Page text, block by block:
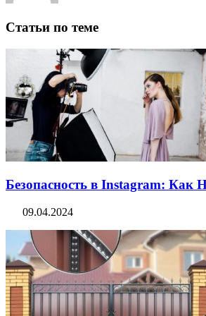
Статьи по теме
Безопасность в Instagram:
09.04.2024